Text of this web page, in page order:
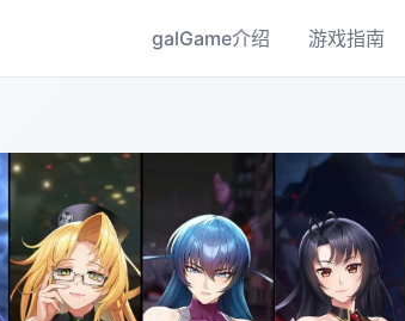
galGame介绍 游戏指南